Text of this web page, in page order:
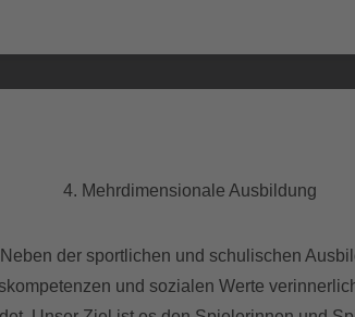
4. Mehrdimensionale Ausbildung
der sportlichen und schulischen
und sozialen Werte